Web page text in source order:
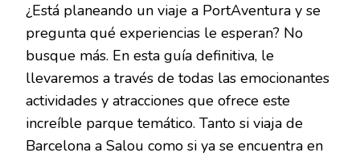
¿Está planeando un viaje a PortAventura y se
pregunta qué experiencias le esperan? No
busque más. En esta guía definitiva, le
llevaremos a través de todas las emocionantes
actividades y atracciones que ofrece este
increíble parque temático. Tanto si viaja de
Barcelona a Salou como si ya se encuentra en